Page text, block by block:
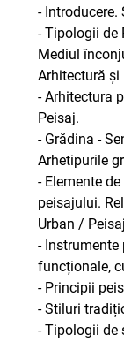
- Introducere.
- Tipologii de
Mediul
Arhitectură și
- Arhitectura
Peisaj.
- Grădina -
Arhetipurile
- Elemente
peisajului.
Urban /
- Instrumente
funcționale,
- Principii
- Stiluri
- Tipologii de